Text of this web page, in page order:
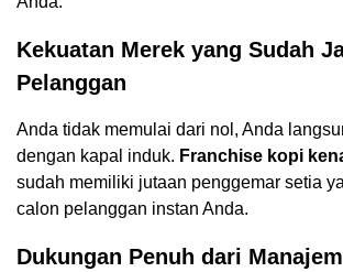
Kekuatan Merek yang Sudah
Pelanggan
Anda tidak memulai dari nol, Anda
dengan kapal induk. Franchise kopi
sudah memiliki jutaan penggemar setia
calon pelanggan instan Anda.
Dukungan Penuh dari